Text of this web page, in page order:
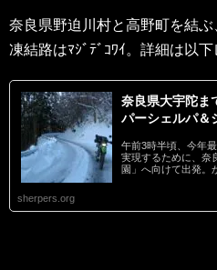
奈良県野迫川村と高野町を結ぶ
凍結路はﾏｼﾞﾃﾞｺﾜｲ。詳細は以下
奈良県大宇陀ま
パーシェルパ＆
午前3時半頃、今年
実現するために、奈
園」へ向けて出発。
sherpers.org